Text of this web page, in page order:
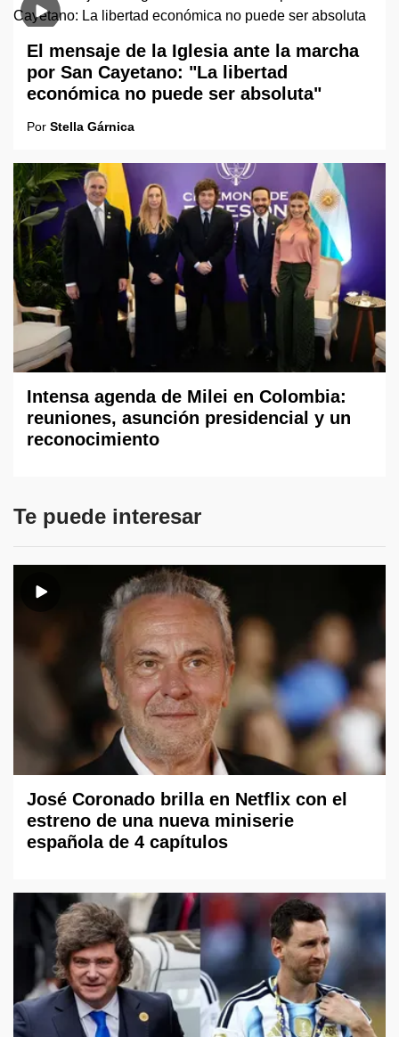
El mensaje de la Iglesia ante la marcha
por San Cayetano: "La libertad
económica no puede ser absoluta"
Por Stella Gárnica
Intensa agenda de Milei en Colombia:
reuniones, asunción presidencial y un
reconocimiento
Te puede interesar
José Coronado brilla en Netflix con el
estreno de una nueva miniserie
española de 4 capítulos